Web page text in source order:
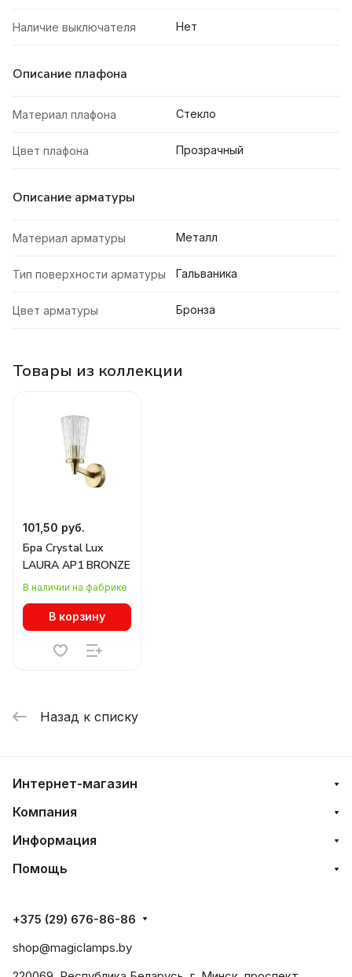
Наличие выключателя Нет
Описание плафона
Материал плафона Стекло
Цвет плафона Прозрачный
Описание арматуры
Материал арматуры Металл
Тип поверхности арматуры Гальваника
Цвет арматуры Бронза
Товары из коллекции
101,50 руб.
Бра Crystal Lux
LAURA AP1 BRONZE
В наличии на фабрике
В корзину
Назад к списку
Интернет-магазин
Компания
Информация
Помощь
+375 (29) 676-86-86
shop@magiclamps.by